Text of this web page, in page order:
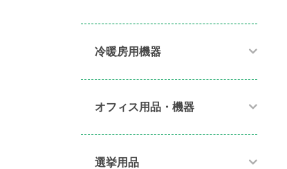
冷暖房用機器​
オフィス用品・機器​
選挙用品